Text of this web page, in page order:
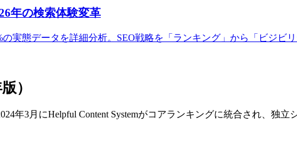
年の検索体験変革
実態データを詳細分析。SEO戦略を「ランキング」から「ビジビ
）
年3月にHelpful Content Systemがコアランキングに統合され、独立